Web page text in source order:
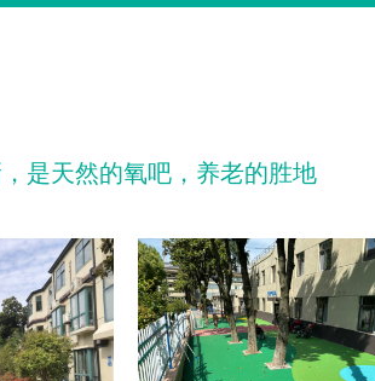
是天然的氧吧，养老的胜地